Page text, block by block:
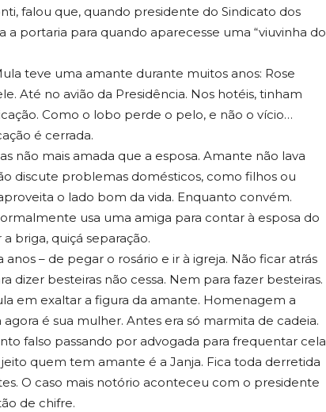
falou que, quando presidente do Sindicato dos
a portaria para quando aparecesse uma “viuvinha do
teve uma amante durante muitos anos: Rose
Até no avião da Presidência. Nos hotéis, tinham
Como o lobo perde o pelo, e não o vício…
é cerrada.
não mais amada que a esposa. Amante não lava
discute problemas domésticos, como filhos ou
o lado bom da vida. Enquanto convém.
usa uma amiga para contar à esposa do
briga, quiçá separação.
– de pegar o rosário e ir à igreja. Não ficar atrás
dizer besteiras não cessa. Nem para fazer besteiras.
em exaltar a figura da amante. Homenagem a
é sua mulher. Antes era só marmita de cadeia.
falso passando por advogada para frequentar cela
quem tem amante é a Janja. Fica toda derretida
O caso mais notório aconteceu com o presidente
de chifre.